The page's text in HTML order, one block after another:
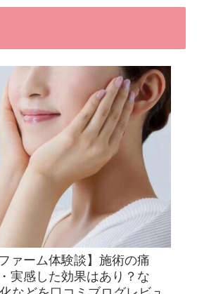
ァーム体験談】施術の痛
実感した効果はあり？な